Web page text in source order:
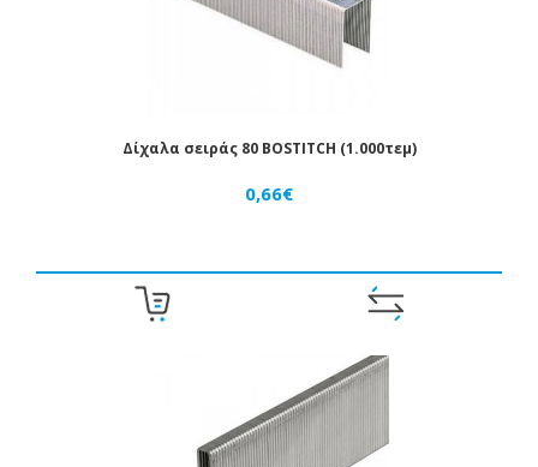
Δίχαλα σειράς 80 BOSTITCH (1.000τεμ)
0,66€